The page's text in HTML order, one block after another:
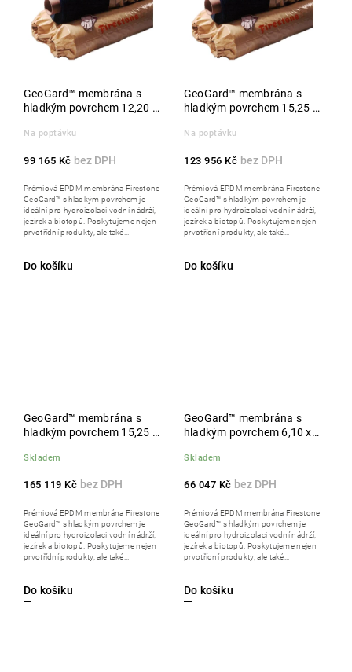
GeoGard™ membrána s
hladkým povrchem 12,20 x
Na poptávku
99 165 Kč
Do košíku
Prémiová EPDM membrána Firestone
GeoGard™ s hladkým povrchem je
ideální pro hydroizolaci vodní nádrží,
jezírek a biotopů. Poskytujeme nejen
prvotřídní produkty, ale také...
GeoGard™ membrána s
hladkým povrchem 15,25 x
Na poptávku
123 956 Kč
Do košíku
Prémiová EPDM membrána Firestone
GeoGard™ s hladkým povrchem je
ideální pro hydroizolaci vodní nádrží,
jezírek a biotopů. Poskytujeme nejen
prvotřídní produkty, ale také...
GeoGard™ membrána s
hladkým povrchem 15,25 x
Skladem
165 119 Kč
Do košíku
Prémiová EPDM membrána Firestone
GeoGard™ s hladkým povrchem je
ideální pro hydroizolaci vodní nádrží,
jezírek a biotopů. Poskytujeme nejen
prvotřídní produkty, ale také...
GeoGard™ membrána s
hladkým povrchem 6,10 x
Skladem
66 047 Kč
Do košíku
Prémiová EPDM membrána Firestone
GeoGard™ s hladkým povrchem je
ideální pro hydroizolaci vodní nádrží,
jezírek a biotopů. Poskytujeme nejen
prvotřídní produkty, ale také...